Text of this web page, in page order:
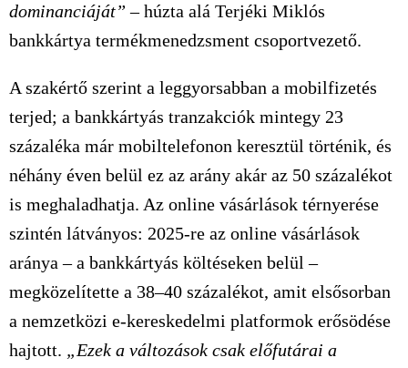
dominanciáját” – húzta alá Terjéki Miklós
bankkártya termékmenedzsment csoportvezető.
A szakértő szerint a leggyorsabban a mobilfizetés
terjed; a bankkártyás tranzakciók mintegy 23
százaléka már mobiltelefonon keresztül történik, és
néhány éven belül ez az arány akár az 50 százalékot
is meghaladhatja. Az online vásárlások térnyerése
szintén látványos: 2025-re az online vásárlások
aránya – a bankkártyás költéseken belül –
megközelítette a 38–40 százalékot, amit elsősorban
a nemzetközi e‑kereskedelmi platformok erősödése
hajtott. „Ezek a változások csak előfutárai a